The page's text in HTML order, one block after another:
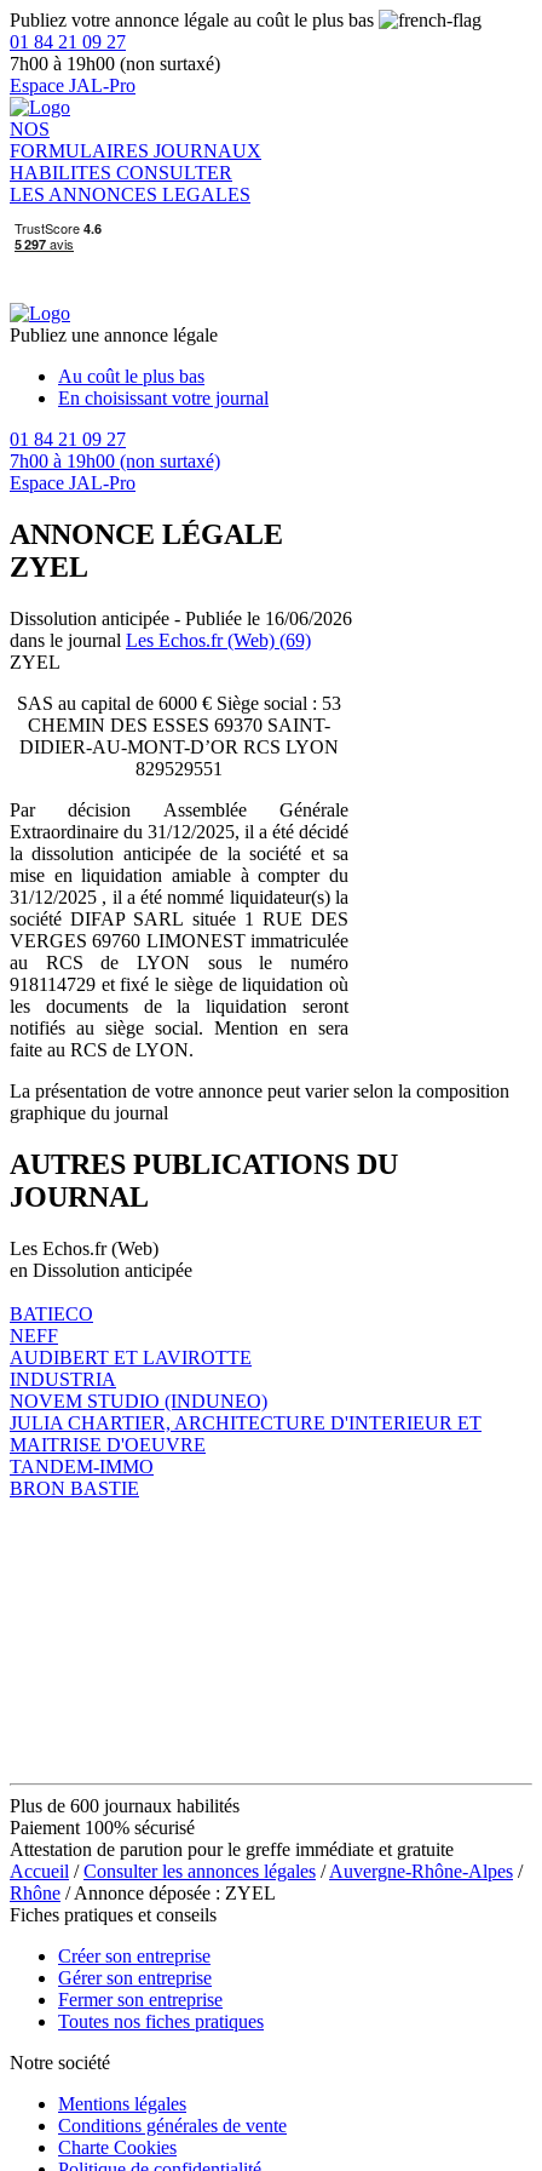
Publiez votre annonce légale au coût le plus bas
01 84 21 09 27
7h00 à 19h00 (non surtaxé)
Espace JAL-Pro
NOS
FORMULAIRES JOURNAUX
HABILITES CONSULTER
LES ANNONCES LEGALES
Publiez une annonce légale
Au coût le plus bas
En choisissant votre journal
01 84 21 09 27
7h00 à 19h00 (non surtaxé)
Espace JAL-Pro
ANNONCE LÉGALE
ZYEL
Dissolution anticipée - Publiée le 16/06/2026
dans le journal Les Echos.fr (Web) (69)
ZYEL
SAS au capital de 6000 € Siège social : 53
CHEMIN DES ESSES 69370 SAINT-
DIDIER-AU-MONT-D’OR RCS LYON
829529551
Par décision Assemblée Générale
Extraordinaire du 31/12/2025, il a été décidé
la dissolution anticipée de la société et sa
mise en liquidation amiable à compter du
31/12/2025 , il a été nommé liquidateur(s) la
société DIFAP SARL située 1 RUE DES
VERGES 69760 LIMONEST immatriculée
au RCS de LYON sous le numéro
918114729 et fixé le siège de liquidation où
les documents de la liquidation seront
notifiés au siège social. Mention en sera
faite au RCS de LYON.
La présentation de votre annonce peut varier selon la composition
graphique du journal
AUTRES PUBLICATIONS DU
JOURNAL
Les Echos.fr (Web)
en Dissolution anticipée
BATIECO
NEFF
AUDIBERT ET LAVIROTTE
INDUSTRIA
NOVEM STUDIO (INDUNEO)
JULIA CHARTIER, ARCHITECTURE D'INTERIEUR ET
MAITRISE D'OEUVRE
TANDEM-IMMO
BRON BASTIE
Plus de 600 journaux habilités
Paiement 100% sécurisé
Attestation de parution pour le greffe immédiate et gratuite
Accueil /Consulter les annonces légales /Auvergne-Rhône-Alpes /
Rhône / Annonce déposée : ZYEL
Fiches pratiques et conseils
Créer son entreprise
Gérer son entreprise
Fermer son entreprise
Toutes nos fiches pratiques
Notre société
Mentions légales
Conditions générales de vente
Charte Cookies